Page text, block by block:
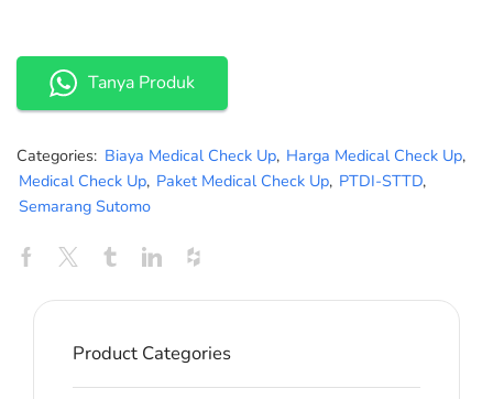
Tanya Produk
Categories: Biaya Medical Check Up, Harga Medical Check Up,
Medical Check Up, Paket Medical Check Up, PTDI-STTD,
Semarang Sutomo
Product Categories